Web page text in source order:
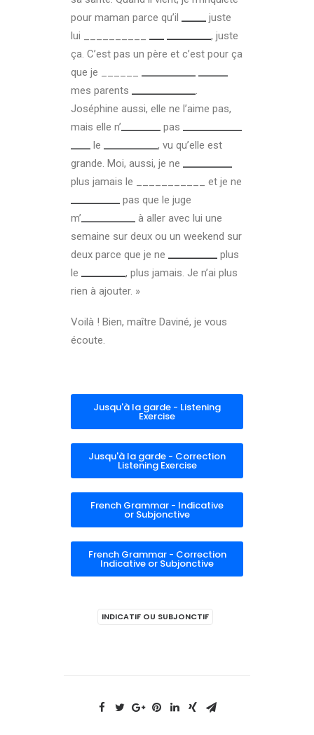
pour maman parce qu’il _____ juste
lui __________
___ _________, juste
ça. C’est pas un père et c’est pour ça
que je ______
___________ ______
mes parents _____________.
Joséphine aussi, elle ne l’aime pas,
mais elle n’________ pas ____________
____ le ___________, vu qu’elle est
grande. Moi, aussi, je ne __________
plus jamais le ___________
et je ne
__________ pas que le juge
m’___________ à aller avec lui une
semaine sur deux ou un weekend sur
deux parce que je ne __________ plus
le _________, plus jamais. Je n’ai plus
rien à ajouter. »
Voilà ! Bien, maître Daviné, je vous
écoute.
Jusqu'à la garde - Listening
Exercise
Jusqu'à la garde - Correction
Listening Exercise
French Grammar - Indicative
or Subjonctive
French Grammar - Correction
Indicative or Subjonctive
INDICATIF OU SUBJONCTIF